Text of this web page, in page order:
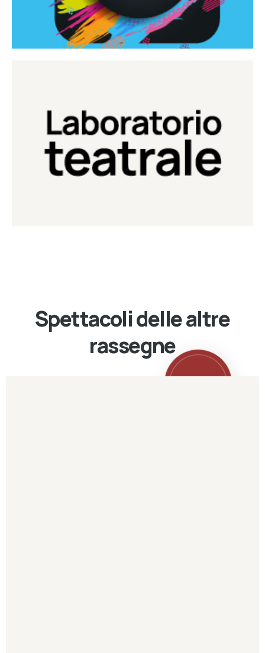
Laboratorio Teatrale
Laboratorio di teatro del Teatro Eduardo de Filippo
Continua
Spettacoli delle altre
rassegne